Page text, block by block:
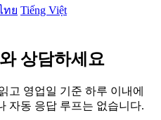
ทย Tiếng Việt
상담하세요
고 영업일 기준 하루 이내에
자동 응답 루프는 없습니다.